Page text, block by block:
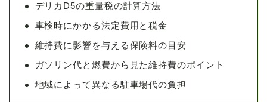
デリカD5の重量税の計算方法
車検時にかかる法定費用と税金
維持費に影響を与える保険料の目安
ガソリン代と燃費から見た維持費のポイント
地域によって異なる駐車場代の負担